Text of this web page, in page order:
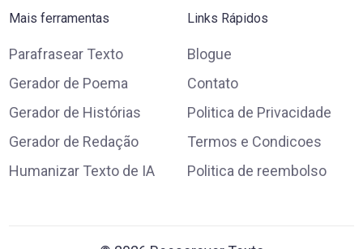
Mais ferramentas
Parafrasear Texto
Gerador de Poema
Gerador de Histórias
Gerador de Redação
Humanizar Texto de IA
Links Rápidos
Blogue
Contato
Politica de Privacidade
Termos e Condicoes
Politica de reembolso